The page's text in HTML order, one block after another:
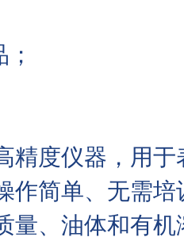
度仪器，用于
简单、无需培
、油体和有机